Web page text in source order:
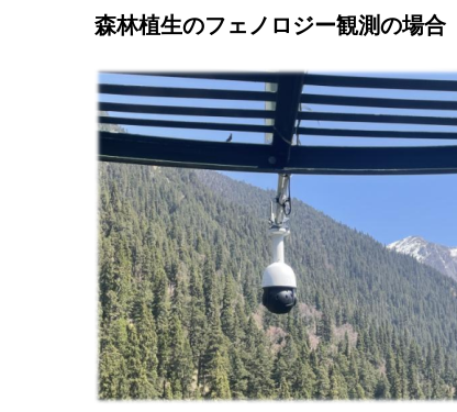
森林植生のフェノロジー観測の場合